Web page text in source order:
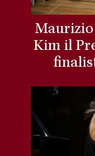
Maurizio
Kim il